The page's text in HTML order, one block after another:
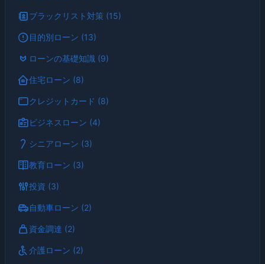
ブラックリスト対策 (15)
目的別ローン (13)
ローンの基礎知識 (9)
住宅ローン (8)
クレジットカード (8)
ビジネスローン (4)
シニアローン (3)
教育ローン (3)
投資 (3)
自動車ローン (2)
資金調達 (2)
介護ローン (2)